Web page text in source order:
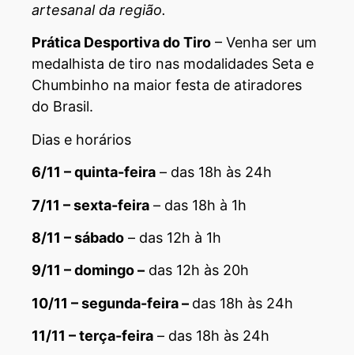
artesanal da região.
Prática Desportiva do Tiro – Venha ser um
medalhista de tiro nas modalidades Seta e
Chumbinho na maior festa de atiradores
do Brasil.
Dias e horários
6/11 – quinta-feira – das 18h às 24h
7/11 – sexta-feira – das 18h à 1h
8/11 – sábado – das 12h à 1h
9/11 – domingo – das 12h às 20h
10/11 – segunda-feira – das 18h às 24h
11/11 – terça-feira – das 18h às 24h